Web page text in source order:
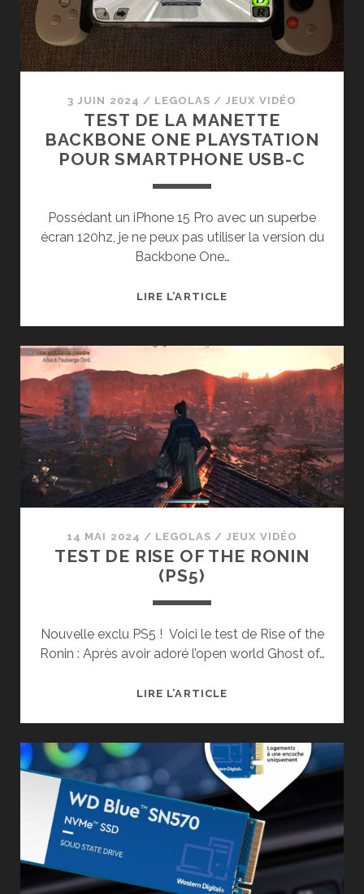
3 JUIN 2024 / LEGOLAS /JEUX VIDÉO
TEST DE LA MANETTE
BACKBONE ONE PLAYSTATION
POUR SMARTPHONE USB-C
Possédant un iPhone 15 Pro avec un superbe
écran 120hz, je ne peux pas utiliser la version du
Backbone One…
LIRE L’ARTICLETEST
MANETTE
BACKBONE
ONE
PLAYSTATION
POUR
SMARTPHONE
USB-
C
14 MAI 2024 / LEGOLAS /JEUX VIDÉO
TEST DE RISE OF THE RONIN
(PS5)
Nouvelle exclu PS5 ! Voici le test de Rise of the
Ronin : Après avoir adoré l’open world Ghost of…
LIRE L’ARTICLETEST
OF
THE
RONIN
(PS5)